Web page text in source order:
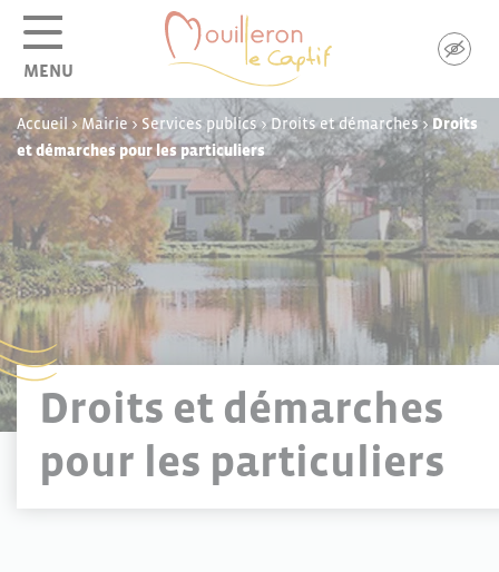
MENU
Accueil >Mairie> Services publics>Droits et démarches>Droits
et démarches pour les particuliers
Droits et démarches
pour les particuliers
Panneau de gestion des cookies